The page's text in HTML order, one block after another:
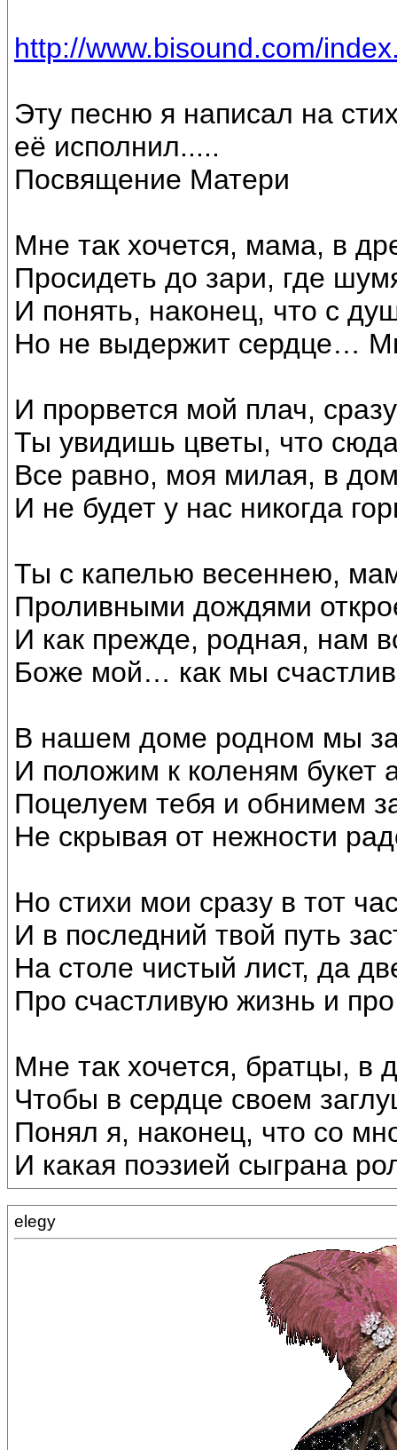
http://www.bisound.com/
Эту песню я написал на
её исполнил.....
Посвящение Матери
Мне так хочется, мама, в
Просидеть до зари, где
И понять, наконец, что с
Но не выдержит сердце…
И прорвется мой плач,
Ты увидишь цветы, что
Все равно, моя милая, в
И не будет у нас никогда
Ты с капелью весеннею,
Проливными дождями
И как прежде, родная, нам
Боже мой… как мы
В нашем доме родном мы
И положим к коленям букет
Поцелуем тебя и обнимем
Не скрывая от нежности
Но стихи мои сразу в тот
И в последний твой путь
На столе чистый лист, да
Про счастливую жизнь и
Мне так хочется, братцы, в
Чтобы в сердце своем
Понял я, наконец, что со
И какая поэзией сыграна
elegy